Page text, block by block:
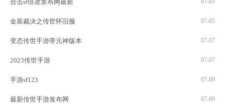
合击sf倍攻发布网最新 07-03
金装裁决之传世怀旧服 07-05
变态传世手游带元神版本 07-07
2023传世手游 07-07
手游sf123 07-09
最新传世手游发布网 07-09